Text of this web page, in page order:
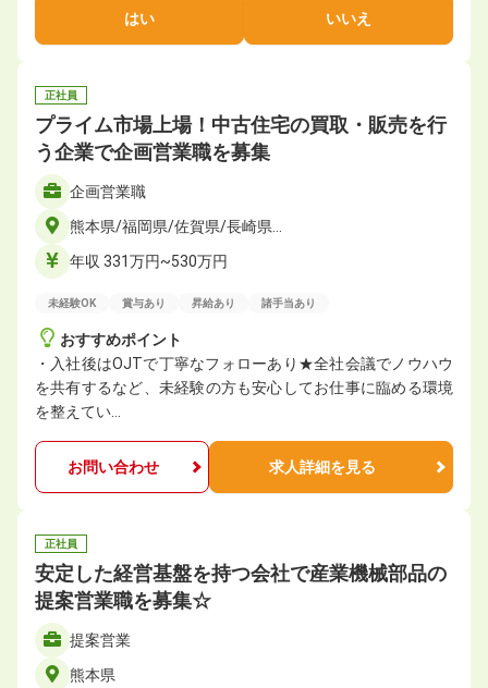
はい いいえ
正社員
プライム市場上場！中古住宅の買取・販売を行
う企業で企画営業職を募集
企画営業職
熊本県/福岡県/佐賀県/長崎県…
年収 331万円~530万円
未経験OK 賞与あり 昇給あり 諸手当あり
おすすめポイント
・入社後はOJTで丁寧なフォローあり★全社会議でノウハウ
を共有するなど、未経験の方も安心してお仕事に臨める環境
を整えてい…
お問い合わせ 求人詳細を見る
正社員
安定した経営基盤を持つ会社で産業機械部品の
提案営業職を募集☆
提案営業
熊本県